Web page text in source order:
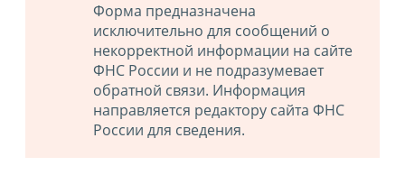
Форма предназначена
исключительно для сообщений о
некорректной информации на сайте
ФНС России и не подразумевает
обратной связи. Информация
направляется редактору сайта ФНС
России для сведения.